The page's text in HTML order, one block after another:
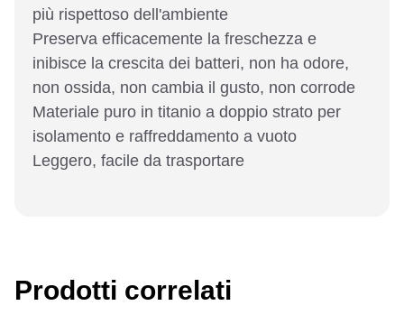
più rispettoso dell'ambiente
Preserva efficacemente la freschezza e
inibisce la crescita dei batteri, non ha odore,
non ossida, non cambia il gusto, non corrode
Materiale puro in titanio a doppio strato per
isolamento e raffreddamento a vuoto
Leggero, facile da trasportare
Prodotti correlati